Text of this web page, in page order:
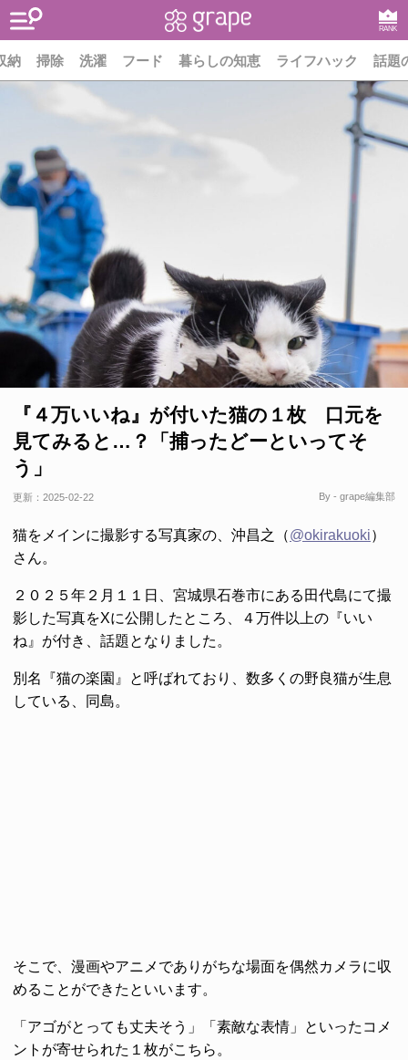
RANK
納 掃除 洗濯 フード 暮らしの知恵 ライフハック 話題
『４万いいね』が付いた猫の１枚 口元を
見てみると…？「捕ったどーといってそ
う」
更新： 2025-02-22 By - grape編集部
猫をメインに撮影する写真家の、沖昌之（@okirakuoki）
さん。
２０２５年２月１１日、宮城県石巻市にある田代島にて撮
影した写真をXに公開したところ、４万件以上の『いい
ね』が付き、話題となりました。
別名『猫の楽園』と呼ばれており、数多くの野良猫が生息
している、同島。
そこで、漫画やアニメでありがちな場面を偶然カメラに収
めることができたといいます。
「アゴがとっても丈夫そう」「素敵な表情」といったコメ
ントが寄せられた１枚がこちら。